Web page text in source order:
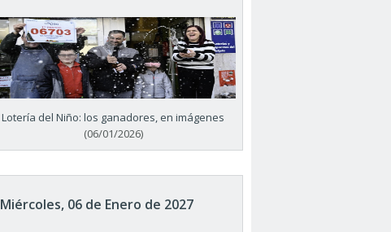
Lotería del Niño: los ganadores, en imágenes
(06/01/2026)
Miércoles, 06 de Enero de 2027